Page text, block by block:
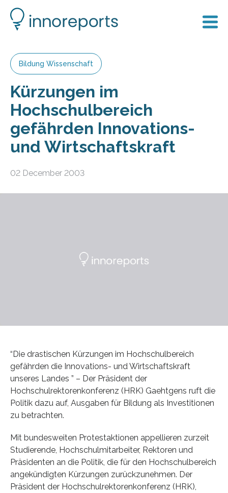
Bildung Wissenschaft
Kürzungen im
Hochschulbereich
gefährden Innovations-
und Wirtschaftskraft
02 December 2003
“Die drastischen Kürzungen im Hochschulbereich
gefährden die Innovations- und Wirtschaftskraft
unseres Landes ” – Der Präsident der
Hochschulrektorenkonferenz (HRK) Gaehtgens ruft die
Politik dazu auf, Ausgaben für Bildung als Investitionen
zu betrachten.
Mit bundesweiten Protestaktionen appellieren zurzeit
Studierende, Hochschulmitarbeiter, Rektoren und
Präsidenten an die Politik, die für den Hochschulbereich
angekündigten Kürzungen zurückzunehmen. Der
Präsident der Hochschulrektorenkonferenz (HRK),